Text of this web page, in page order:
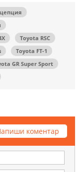
Toyota RSC
Toyota FT-1
GR Super Sport
коментар